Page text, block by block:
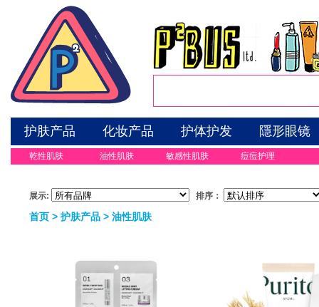
护肤产品 化妆产品 护体护发 隱形眼镜
乾性肌肤 油性肌肤 敏感性肌肤 痘痘护理
展示: 排序：
首页 > 护肤产品 > 油性肌肤